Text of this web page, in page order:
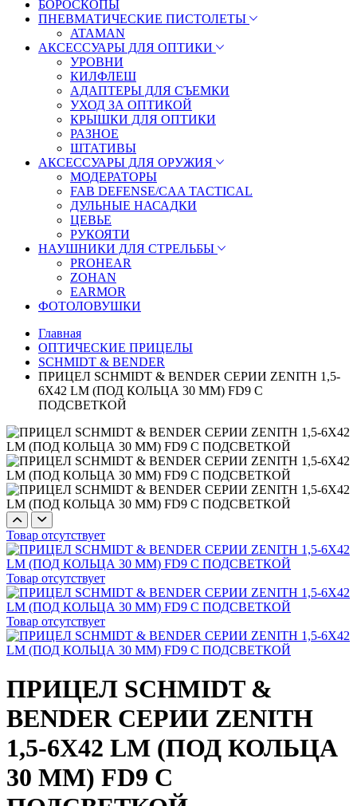
БОРОСКОПЫ
ПНЕВМАТИЧЕСКИЕ ПИСТОЛЕТЫ
ATAMAN
АКСЕССУАРЫ ДЛЯ ОПТИКИ
УРОВНИ
КИЛФЛЕШ
АДАПТЕРЫ ДЛЯ СЪЕМКИ
УХОД ЗА ОПТИКОЙ
КРЫШКИ ДЛЯ ОПТИКИ
РАЗНОЕ
ШТАТИВЫ
АКСЕССУАРЫ ДЛЯ ОРУЖИЯ
МОДЕРАТОРЫ
FAB DEFENSE/CAA TACTICAL
ДУЛЬНЫЕ НАСАДКИ
ЦЕВЬЕ
РУКОЯТИ
НАУШНИКИ ДЛЯ СТРЕЛЬБЫ
PROHEAR
ZOHAN
EARMOR
ФОТОЛОВУШКИ
Главная
ОПТИЧЕСКИЕ ПРИЦЕЛЫ
SCHMIDT & BENDER
ПРИЦЕЛ SCHMIDT & BENDER СЕРИИ ZENITH 1,5-
6X42 LM (ПОД КОЛЬЦА 30 ММ) FD9 С
ПОДСВЕТКОЙ
Товар отсутствует
Товар отсутствует
Товар отсутствует
ПРИЦЕЛ SCHMIDT &
BENDER СЕРИИ ZENITH
1,5-6X42 LM (ПОД КОЛЬЦА
30 ММ) FD9 С